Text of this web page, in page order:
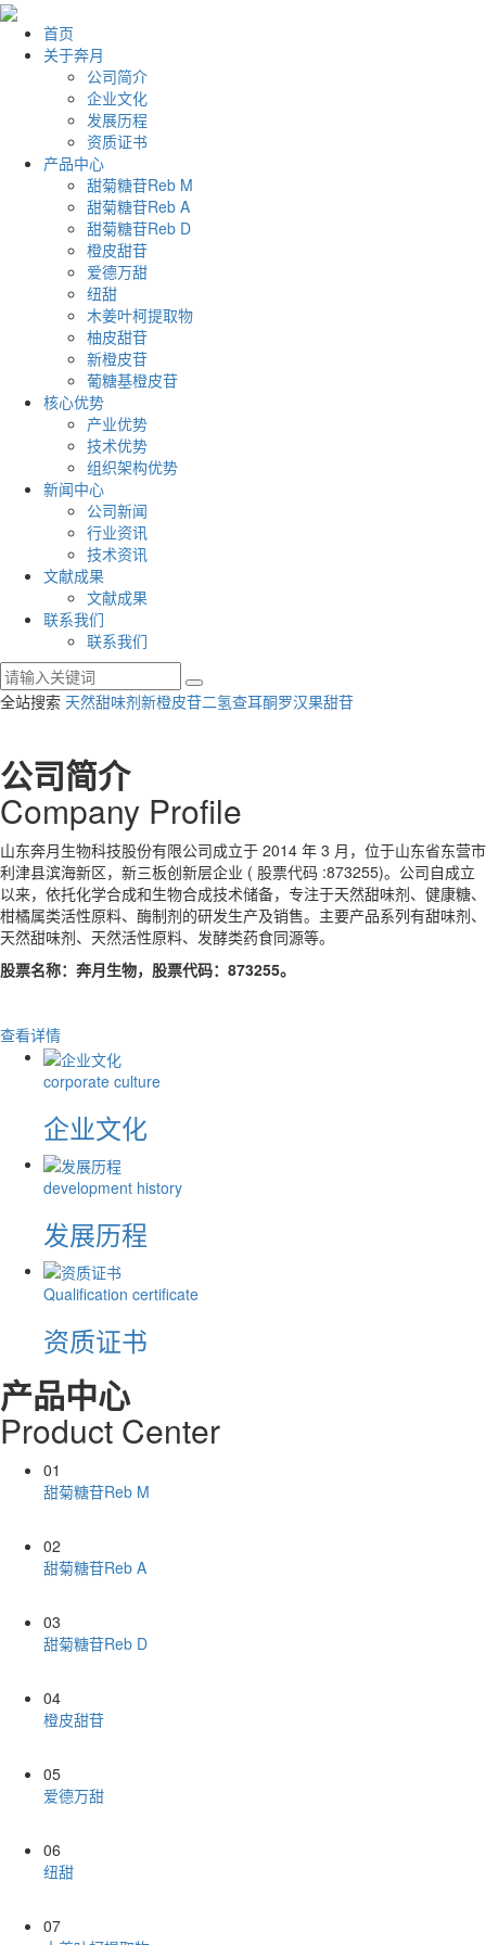
首页
关于奔月
公司简介
企业文化
发展历程
资质证书
产品中心
甜菊糖苷Reb M
甜菊糖苷Reb A
甜菊糖苷Reb D
橙皮甜苷
爱德万甜
纽甜
木姜叶柯提取物
柚皮甜苷
新橙皮苷
葡糖基橙皮苷
核心优势
产业优势
技术优势
组织架构优势
新闻中心
公司新闻
行业资讯
技术资讯
文献成果
文献成果
联系我们
联系我们
全站搜索 天然甜味剂新橙皮苷二氢查耳酮罗汉果甜苷
公司简介
Company Profile
山东奔月生物科技股份有限公司成立于 2014 年 3 月，位于山东省东营市
利津县滨海新区，新三板创新层企业 ( 股票代码 :873255)。公司自成立
以来，依托化学合成和生物合成技术储备，专注于天然甜味剂、健康糖、
柑橘属类活性原料、酶制剂的研发生产及销售。主要产品系列有甜味剂、
天然甜味剂、天然活性原料、发酵类药食同源等。
股票名称：奔月生物，股票代码：873255。
查看详情
corporate culture
企业文化
development history
发展历程
Qualification certificate
资质证书
产品中心
Product Center
01
甜菊糖苷Reb M
02
甜菊糖苷Reb A
03
甜菊糖苷Reb D
04
橙皮甜苷
05
爱德万甜
06
纽甜
07